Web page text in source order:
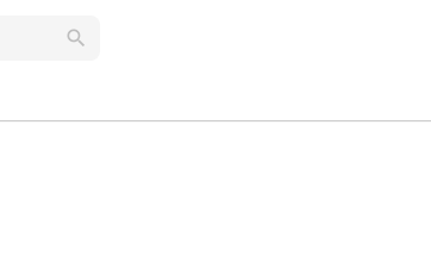
search